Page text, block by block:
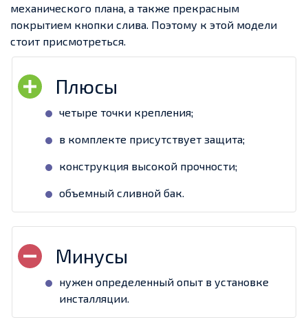
механического плана, а также прекрасным
покрытием кнопки слива. Поэтому к этой модели
стоит присмотреться.
четыре точки крепления;
в комплекте присутствует защита;
конструкция высокой прочности;
объемный сливной бак.
нужен определенный опыт в установке
инсталляции.